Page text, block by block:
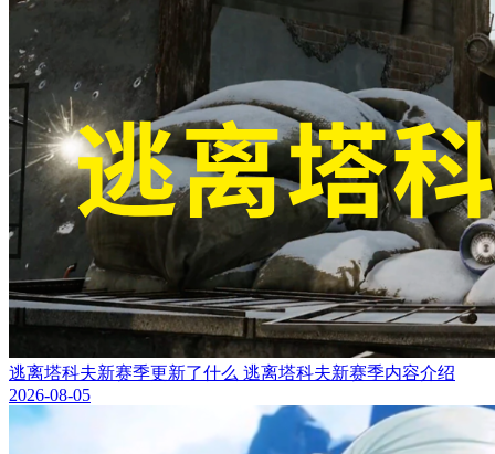
逃离塔科夫新赛季更新了什么 逃离塔科夫新赛季内容介绍
2026-08-05